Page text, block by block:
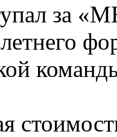
за